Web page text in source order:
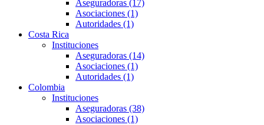
Aseguradoras (17)
Asociaciones (1)
Autoridades (1)
Costa Rica
Instituciones
Aseguradoras (14)
Asociaciones (1)
Autoridades (1)
Colombia
Instituciones
Aseguradoras (38)
Asociaciones (1)